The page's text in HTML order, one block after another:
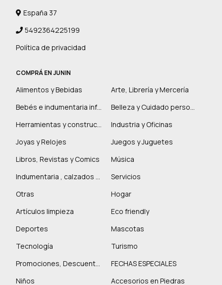
España 37
5492364225199
Política de privacidad
COMPRÁ EN JUNIN
Alimentos y Bebidas
Arte, Librería y Mercería
Bebés e indumentaria infantil
Belleza y Cuidado personal
Herramientas y construcción
Industria y Oficinas
Joyas y Relojes
Juegos y Juguetes
Libros, Revistas y Comics
Música
Indumentaria , calzados y marroquinería
Servicios
Otras
Hogar
Artículos limpieza
Eco friendly
Deportes
Mascotas
Tecnología
Turismo
Promociones, Descuentos y más
FECHAS ESPECIALES
Niños
Accesorios en Piedras